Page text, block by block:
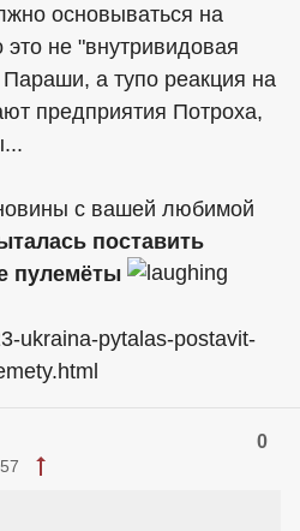
основываться на
не "внутривидовая
а тупо реакция на
предприятия Потроха,
с вашей любимой
поставить
пулемёты
ukraina-pytalas-postavit-
0